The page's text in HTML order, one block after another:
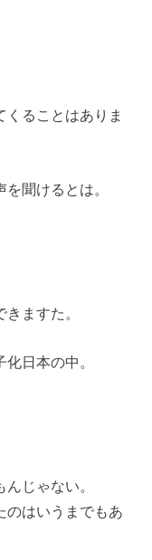
ることはありま
聞けるとは。
ますた。
日本の中。
じゃない。
のはいうまでもあ